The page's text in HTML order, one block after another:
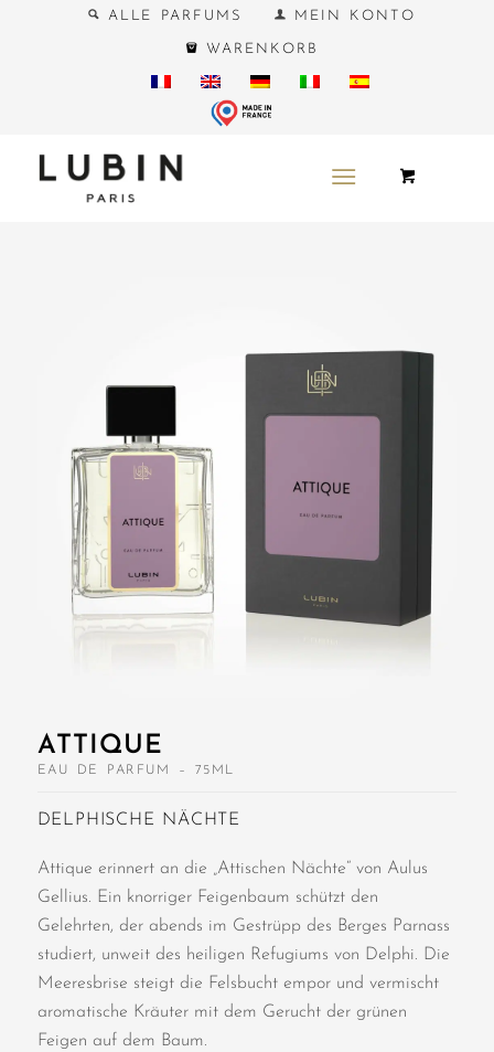
ALLE PARFUMS MEIN KONTO
WARENKORB
ATTIQUE
EAU DE PARFUM – 75ML
DELPHISCHE NÄCHTE
Attique erinnert an die „Attischen Nächte“ von Aulus
Gellius. Ein knorriger Feigenbaum schützt den
Gelehrten, der abends im Gestrüpp des Berges Parnass
studiert, unweit des heiligen Refugiums von Delphi. Die
Meeresbrise steigt die Felsbucht empor und vermischt
aromatische Kräuter mit dem Gerucht der grünen
Feigen auf dem Baum.